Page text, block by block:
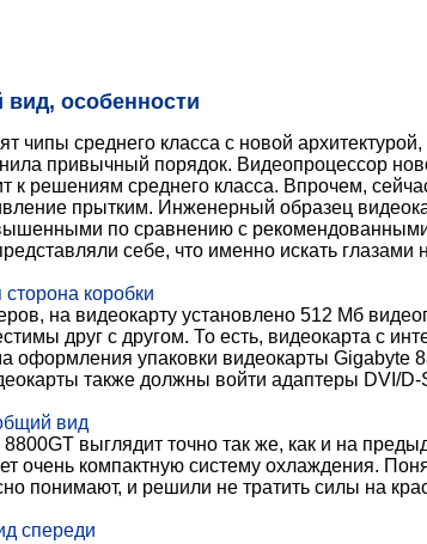
вид, особенности
среднего класса с новой
привычный порядок. Видеопроцессор
решениям среднего класса. Впрочем,
прытким. Инженерный образец
по сравнению с
себе, что именно искать глазами
на видеокарту установлено 512 Мб
друг с другом. То есть, видеокарта с
оформления упаковки видеокарты Gigabyte
также должны войти адаптеры DVI/
выглядит точно так же, как и на
очень компактную систему охлаждения.
понимают, и решили не тратить силы на